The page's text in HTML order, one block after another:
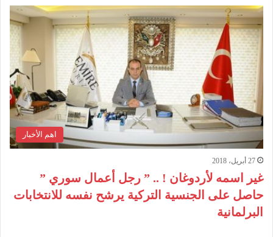
اهم الأخبار
27 أبريل، 2018
غير اسمه لأردوغان ! .. ” رجل أعمال سوري ”
حاصل على الجنسية التركية يرشح نفسه للانتخابات
البرلمانية